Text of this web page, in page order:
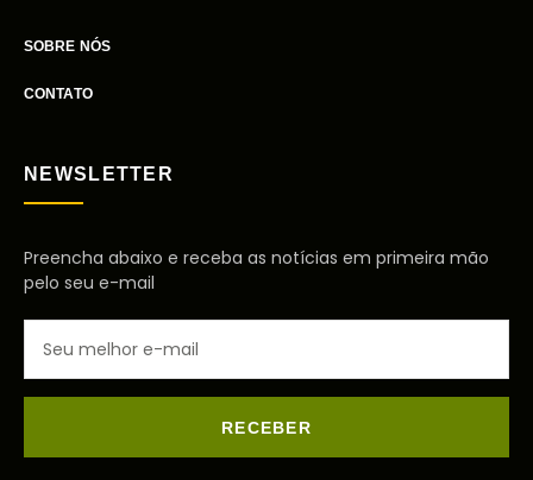
SOBRE NÓS
CONTATO
NEWSLETTER
Preencha abaixo e receba as notícias em primeira mão
pelo seu e-mail
RECEBER